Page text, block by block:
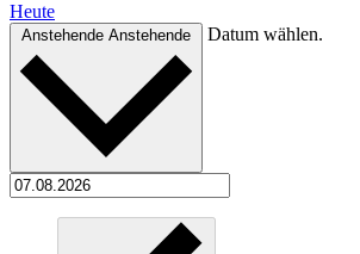
Heute
Anstehende Anstehende Datum wählen.